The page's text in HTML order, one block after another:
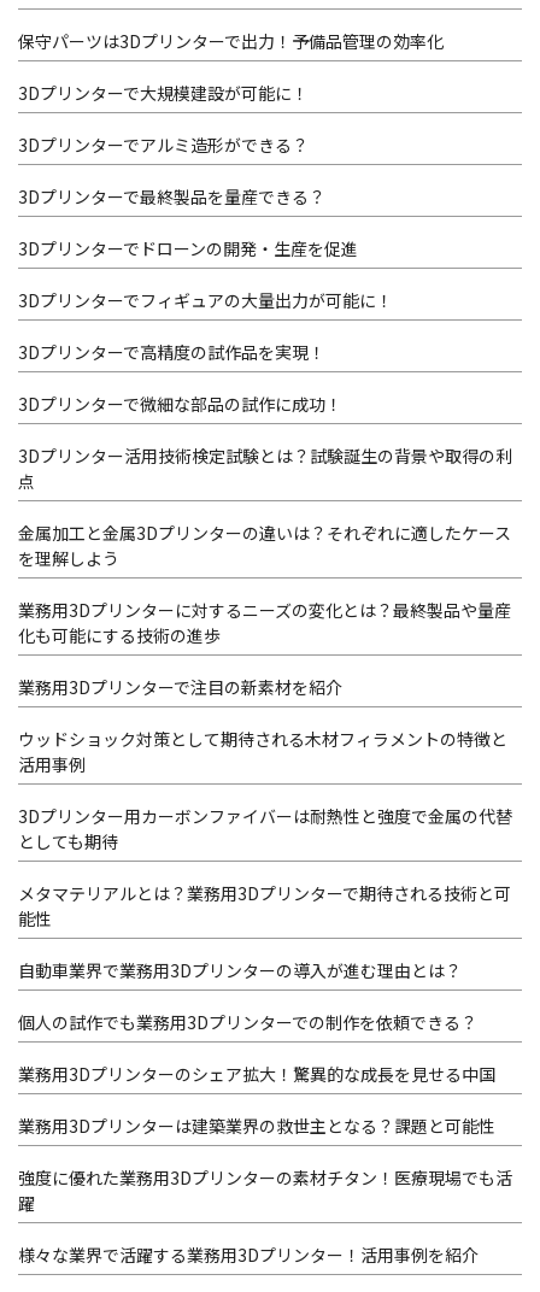
保守パーツは3Dプリンターで出力！予備品管理の効率化
3Dプリンターで大規模建設が可能に！
3Dプリンターでアルミ造形ができる？
3Dプリンターで最終製品を量産できる？
3Dプリンターでドローンの開発・生産を促進
3Dプリンターでフィギュアの大量出力が可能に！
3Dプリンターで高精度の試作品を実現！
3Dプリンターで微細な部品の試作に成功！
3Dプリンター活用技術検定試験とは？試験誕生の背景や取得の利
点
金属加工と金属3Dプリンターの違いは？それぞれに適したケース
を理解しよう
業務用3Dプリンターに対するニーズの変化とは？最終製品や量産
化も可能にする技術の進歩
業務用3Dプリンターで注目の新素材を紹介
ウッドショック対策として期待される木材フィラメントの特徴と
活用事例
3Dプリンター用カーボンファイバーは耐熱性と強度で金属の代替
としても期待
メタマテリアルとは？業務用3Dプリンターで期待される技術と可
能性
自動車業界で業務用3Dプリンターの導入が進む理由とは？
個人の試作でも業務用3Dプリンターでの制作を依頼できる？
業務用3Dプリンターのシェア拡大！驚異的な成長を見せる中国
業務用3Dプリンターは建築業界の救世主となる？課題と可能性
強度に優れた業務用3Dプリンターの素材チタン！医療現場でも活
躍
様々な業界で活躍する業務用3Dプリンター！活用事例を紹介